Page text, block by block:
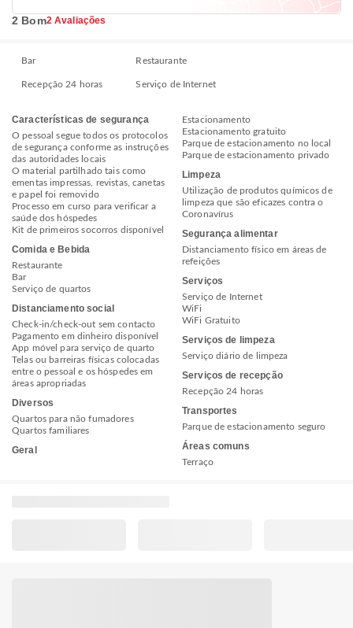
2 Bom2 Avaliações
Bar Restaurante
Recepção 24 horas Serviço de Internet
Características de segurança
O pessoal segue todos os protocolos
de segurança conforme as instruções
das autoridades locais
O material partilhado tais como
ementas impressas, revistas, canetas
e papel foi removido
Processo em curso para verificar a
saúde dos hóspedes
Kit de primeiros socorros disponível
Comida e Bebida
Restaurante
Bar
Serviço de quartos
Distanciamento social
Check-in/check-out sem contacto
Pagamento em dinheiro disponível
App móvel para serviço de quarto
Telas ou barreiras físicas colocadas
entre o pessoal e os hóspedes em
áreas apropriadas
Diversos
Quartos para não fumadores
Quartos familiares
Geral
Estacionamento
Estacionamento gratuito
Parque de estacionamento no local
Parque de estacionamento privado
Limpeza
Utilização de produtos químicos de
limpeza que são eficazes contra o
Coronavírus
Segurança alimentar
Distanciamento físico em áreas de
refeições
Serviços
Serviço de Internet
WiFi
WiFi Gratuito
Serviços de limpeza
Serviço diário de limpeza
Serviços de recepção
Recepção 24 horas
Transportes
Parque de estacionamento seguro
Áreas comuns
Terraço